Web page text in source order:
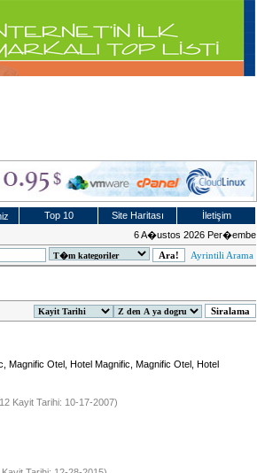
Top 10 Site Haritası
İletişim
6 A�ustos 2026 Per�embe
Ayrintili Arama
Magnific Otel, Hotel Magnific, Magnific Otel, Hotel
Kayit Tarihi: 10-17-2007)